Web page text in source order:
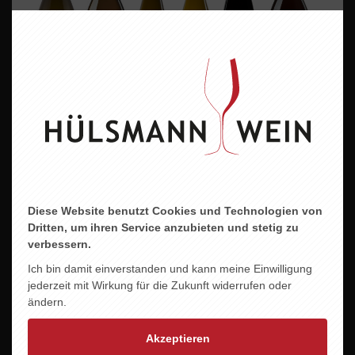
WEISS-& ROTWEIN VIELFALT AUS DEUTSCHLAND
TROCKEN
Diese Website benutzt Cookies und Technologien von
Dritten, um ihren Service anzubieten und stetig zu
verbessern.
Ich bin damit einverstanden und kann meine Einwilligung
jederzeit mit Wirkung für die Zukunft widerrufen oder
ändern.
Akzeptieren